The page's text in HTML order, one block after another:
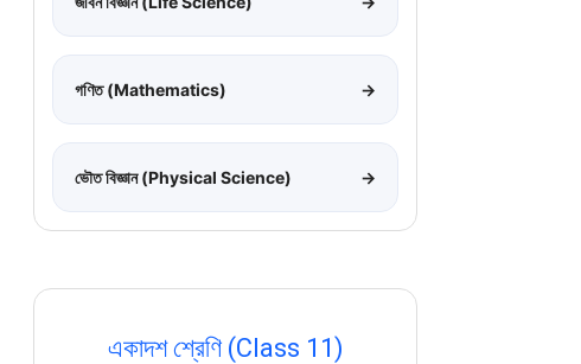
গণিত (Mathematics) →
ভৌত বিজ্ঞান (Physical Science) →
একাদশ শ্রেণি (Class 11)